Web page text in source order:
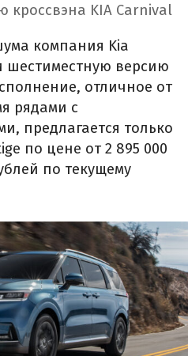
кроссвэна KIA Carnival
компания Kia
шестиместную версию
отличное от
рядами с
предлагается только
по цене от 2 895 000
по текущему